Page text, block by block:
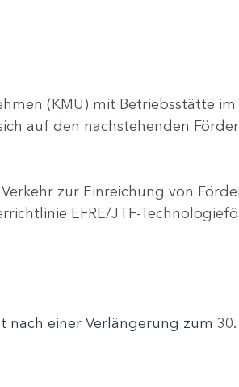
(KMU) mit Betriebsstätte
auf den nachstehenden
zur Einreichung von
EFRE/JTF-
einer Verlängerung zum 30.